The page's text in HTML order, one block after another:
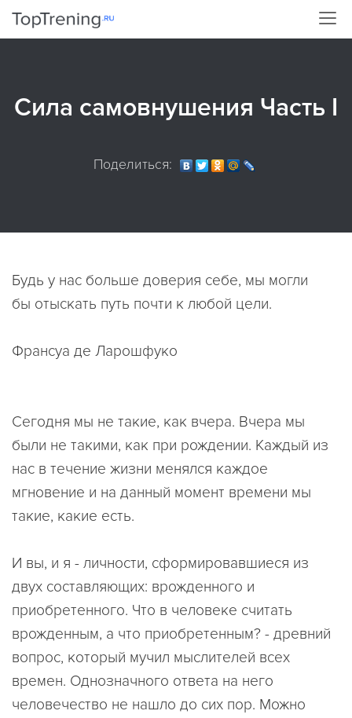
Сила самовнушения Часть I
Поделиться:
Будь у нас больше доверия себе, мы могли
бы отыскать путь почти к любой цели.
Франсуа де Ларошфуко
Сегодня мы не такие, как вчера. Вчера мы
были не такими, как при рождении. Каждый из
нас в течение жизни менялся каждое
мгновение и на данный момент времени мы
такие, какие есть.
И вы, и я - личности, сформировавшиеся из
двух составляющих: врожденного и
приобретенного. Что в человеке считать
врожденным, а что приобретенным? - древний
вопрос, который мучил мыслителей всех
времен. Однозначного ответа на него
человечество не нашло до сих пор. Можно